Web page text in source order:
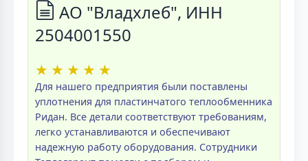
АО "Владхлеб", ИНН
2504001550
★ ★ ★ ★ ★
Для нашего предприятия были поставлены
уплотнения для пластинчатого теплообменника
Ридан. Все детали соответствуют требованиям,
легко устанавливаются и обеспечивают
надежную работу оборудования. Сотрудники